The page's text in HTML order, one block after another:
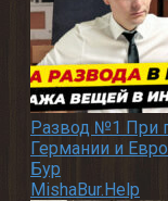
Развод №1 При
Германии и
Бур
MishaBur.Help